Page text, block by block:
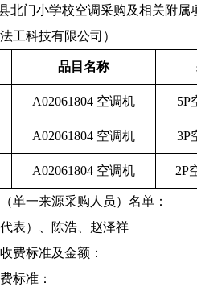
北门小学校空调采购及相关附属
工科技有限公司）
品目名称
A02061804 空调机 5P
A02061804 空调机 3P
A02061804 空调机 2P
单一来源采购人员）名单：
表）、陈浩、赵泽祥
费标准及金额：
标准：